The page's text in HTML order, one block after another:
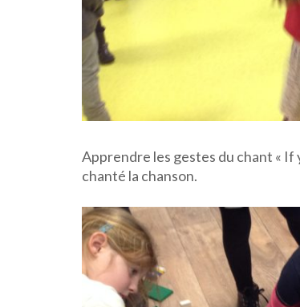
Apprendre les gestes du chant « If
chanté la chanson.